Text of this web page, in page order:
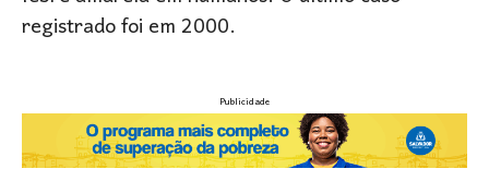
registrado foi em 2000.
Publicidade